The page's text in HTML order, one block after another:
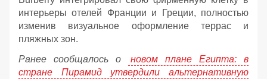
интерьеры отелей Франции и Греции, полностью
изменив визуальное оформление террас и
пляжных зон.
Ранее сообщалось о
новом плане Египта: в
стране Пирамид утвердили альтернативную